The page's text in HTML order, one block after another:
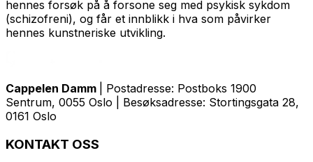
hennes forsøk på å forsone seg med psykisk sykdom
(schizofreni), og får et innblikk i hva som påvirker
hennes kunstneriske utvikling.
Cappelen Damm
| Postadresse: Postboks 1900
Sentrum, 0055 Oslo | Besøksadresse: Stortingsgata 28,
0161 Oslo
KONTAKT OSS